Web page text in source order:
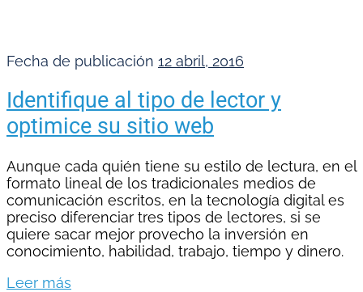
Fecha de publicación 12 abril, 2016
Identifique al tipo de lector y
optimice su sitio web
Aunque cada quién tiene su estilo de lectura, en el
formato lineal de los tradicionales medios de
comunicación escritos, en la tecnología digital es
preciso diferenciar tres tipos de lectores, si se
quiere sacar mejor provecho la inversión en
conocimiento, habilidad, trabajo, tiempo y dinero.
Leer más